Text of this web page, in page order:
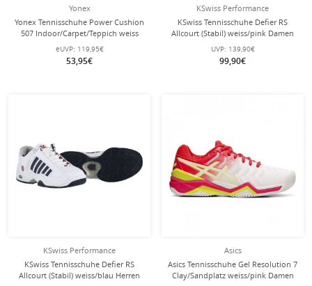
Yonex
Yonex Tennisschuhe Power Cushion
507 Indoor/Carpet/Teppich weiss
Damen
eUVP: 119,95€
53,95€
KSwiss Performance
KSwiss Tennisschuhe Defier RS
Allcourt (Stabil) weiss/pink Damen
UVP: 139,90€
99,90€
KSwiss Performance
KSwiss Tennisschuhe Defier RS
Allcourt (Stabil) weiss/blau Herren
Asics
Asics Tennisschuhe Gel Resolution 7
Clay/Sandplatz weiss/pink Damen